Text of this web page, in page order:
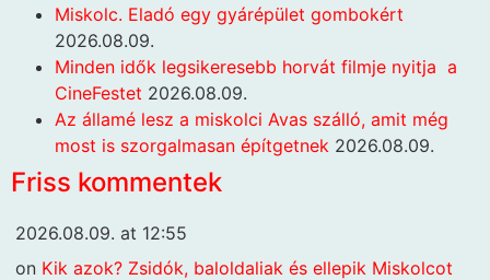
Miskolc. Eladó egy gyárépület gombokért
2026.08.09.
Minden idők legsikeresebb horvát filmje nyitja a
CineFestet 2026.08.09.
Az államé lesz a miskolci Avas szálló, amit még
most is szorgalmasan építgetnek 2026.08.09.
Friss kommentek
2026.08.09. at 12:55
on Kik azok? Zsidók, baloldaliak és ellepik Miskolcot